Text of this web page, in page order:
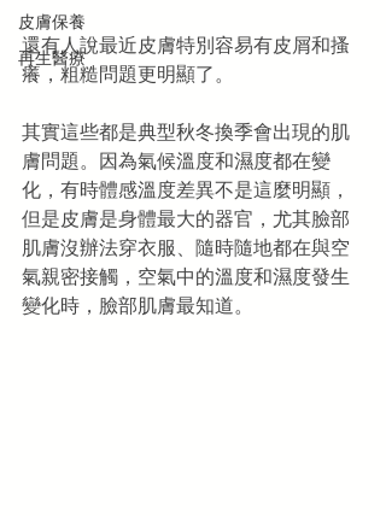
皮膚保養
再生醫療
還有人說最近皮膚特別容易有皮屑和搔
癢，粗糙問題更明顯了。
其實這些都是典型秋冬換季會出現的肌
膚問題。因為氣候溫度和濕度都在變
化，有時體感溫度差異不是這麼明顯，
但是皮膚是身體最大的器官，尤其臉部
肌膚沒辦法穿衣服、隨時隨地都在與空
氣親密接觸，空氣中的溫度和濕度發生
變化時，臉部肌膚最知道。